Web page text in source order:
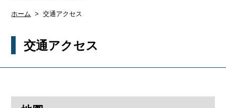
ホーム 交通アクセス
交通アクセス